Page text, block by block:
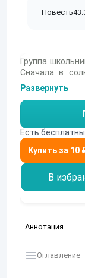
Повесть
Группа
Сначала в
дальше.
из этого
Развернуть
Есть
В
Аннотация
Оглавление